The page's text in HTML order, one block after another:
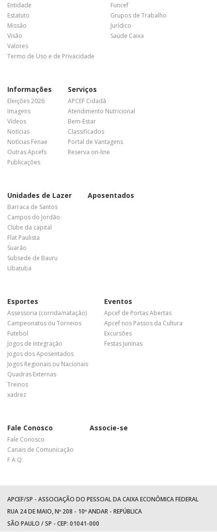
Entidade
Estatuto
Missão
Visão
Valores
Termo de Uso e de Privacidade
Funcef
Grupos de Trabalho
Jurídico
Saúde Caixa
Informações
Eleições 2026
Imagens
Vídeos
Notícias
Notícias Fenae
Outras Apcefs
Publicações
Serviços
APCEF Cidadã
Atendimento Nutricional
Bem-Estar
Classificados
Portal de Vantagens
Reserva on-line
Unidades de Lazer
Barraca de Santos
Campos do Jordão
Clube da capital
Flat Paulista
Suarão
Subsede de Bauru
Ubatuba
Aposentados
Esportes
Assessoria (corrida/natação)
Campeonatos ou Torneios
Futebol
Jogos de Integração
Jogos dos Aposentados
Jogos Regionais ou Nacionais
Quadras Externas
Treinos
xadrez
Eventos
Apcef de Portas Abertas
Apcef nos Passos da Cultura
Excursões
Festas Juninas
Fale Conosco
Fale Conosco
Canais de Comunicação
F A Q
Associe-se
APCEF/SP - ASSOCIAÇÃO DO PESSOAL DA CAIXA ECONÔMICA FEDERAL
RUA 24 DE MAIO, Nº 208 - 10º ANDAR - REPÚBLICA
SÃO PAULO / SP - CEP: 01041-000